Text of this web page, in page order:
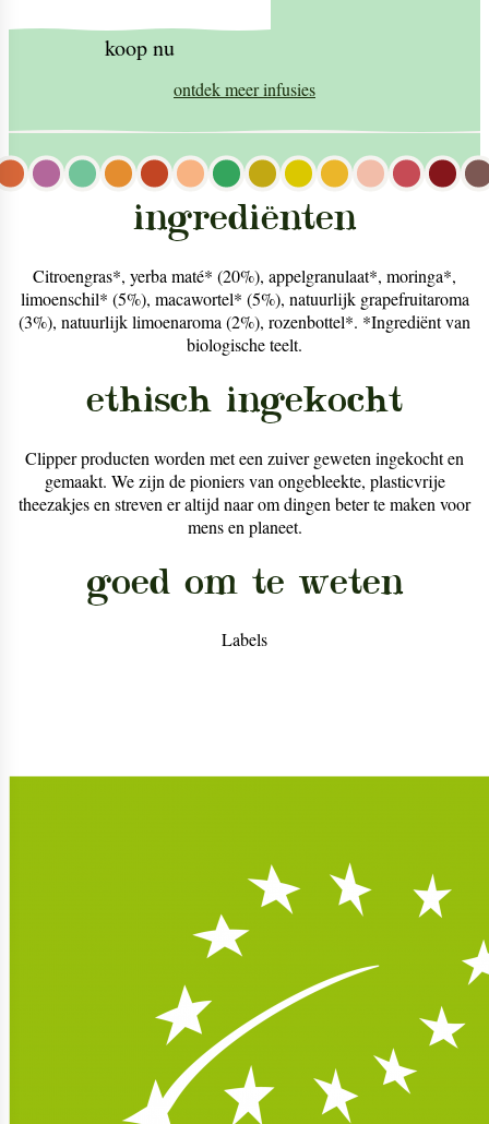
koop nu
ontdek meerinfusies
ingrediënten
Citroengras*, yerba maté* (20%), appelgranulaat*, moringa*,
limoenschil* (5%), macawortel* (5%), natuurlijk grapefruitaroma
(3%), natuurlijk limoenaroma (2%), rozenbottel*. *Ingrediënt van
biologische teelt.
ethisch ingekocht
Clipper producten worden met een zuiver geweten ingekocht en
gemaakt. We zijn de pioniers van ongebleekte, plasticvrije
theezakjes en streven er altijd naar om dingen beter te maken voor
mens en planeet.
goed om te weten
Labels